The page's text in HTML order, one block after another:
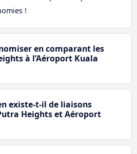
!
en comparant les
à l’Aéroport Kuala
existe-t-il de liaisons
Heights et Aéroport